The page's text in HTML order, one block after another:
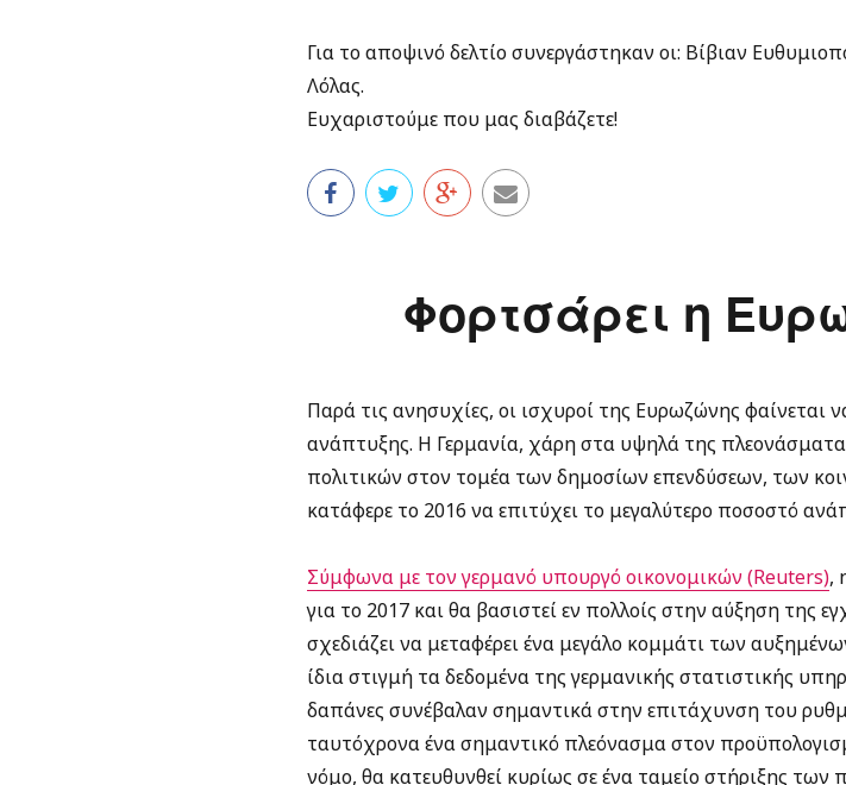
Για το αποψινό δελτίο συνεργάστηκαν οι: Βίβιαν
Λόλας.
Ευχαριστούμε που μας διαβάζετε!
Φορτσάρει η
Παρά τις ανησυχίες, οι ισχυροί της Ευρωζώνης φαίνεται
ανάπτυξης. Η Γερμανία, χάρη στα υψηλά της
πολιτικών στον τομέα των δημοσίων επενδύσεων, των
κατάφερε το 2016 να επιτύχει το μεγαλύτερο ποσοστό
Σύμφωνα με τον γερμανό υπουργό οικονομικών (Reuters),
για το 2017 και θα βασιστεί εν πολλοίς στην αύξηση της
σχεδιάζει να μεταφέρει ένα μεγάλο κομμάτι των
ίδια στιγμή τα δεδομένα της γερμανικής στατιστικής
δαπάνες συνέβαλαν σημαντικά στην επιτάχυνση του
ταυτόχρονα ένα σημαντικό πλεόνασμα στον
νόμο, θα κατευθυνθεί κυρίως σε ένα ταμείο στήριξης